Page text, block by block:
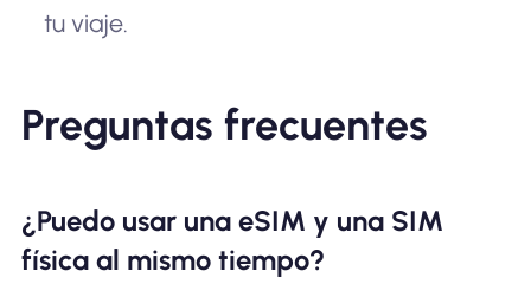
tu viaje.
Preguntas frecuentes
¿Puedo usar una eSIM y una SIM
física al mismo tiempo?